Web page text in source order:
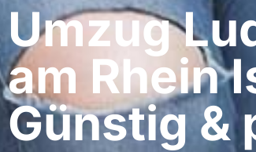
Umzug
am Rhein​
Günstig &